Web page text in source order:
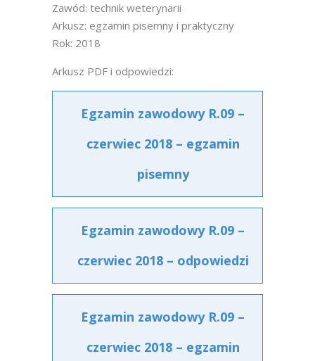
Zawód: technik weterynarii
Arkusz: egzamin pisemny i praktyczny
Rok: 2018
Arkusz PDF i odpowiedzi:
Egzamin zawodowy R.09 –
czerwiec 2018 – egzamin
pisemny
Egzamin zawodowy R.09 –
czerwiec 2018 – odpowiedzi
Egzamin zawodowy R.09 –
czerwiec 2018 – egzamin